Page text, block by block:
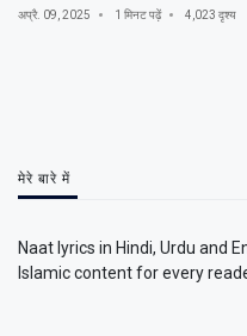
अप्रै. 09, 2025 1 मिनट पढ़ें 4,023 दृश्य
मेरे बारे में
Naat lyrics in Hindi, Urdu and
Islamic content for every